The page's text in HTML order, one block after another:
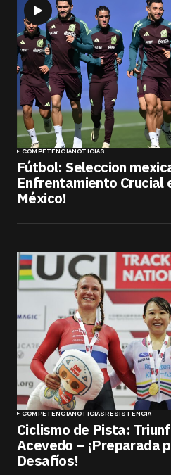
COMPETENCIANOTICIAS
Fútbol: Seleccion
Enfrentamiento Crucial
México!
COMPETENCIANOTICIASRESISTENCIA
Ciclismo de Pista:
Acevedo – ¡Preparada
Desafíos!